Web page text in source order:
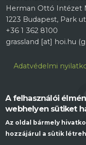
Herman Ottó Intézet
1223 Budapest, Park
+36 1 362 8100
grassland [at] hoi.hu
Lábléc
Adatvédelmi
A felhasználói
webhelyen sütiket
Az oldal bármely
hozzájárul a sütik